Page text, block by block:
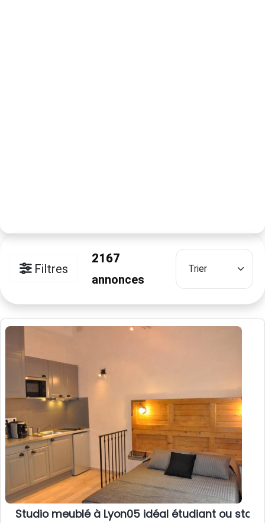
Filtres
2167
annonces
Studio meublé à Lyon05 idéal étudiant ou